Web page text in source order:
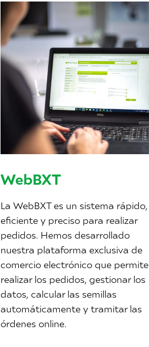
WebBXT
La WebBXT es un sistema rápido,
eficiente y preciso para realizar
pedidos. Hemos desarrollado
nuestra plataforma exclusiva de
comercio electrónico que permite
realizar los pedidos, gestionar los
datos, calcular las semillas
automáticamente y tramitar las
órdenes online.